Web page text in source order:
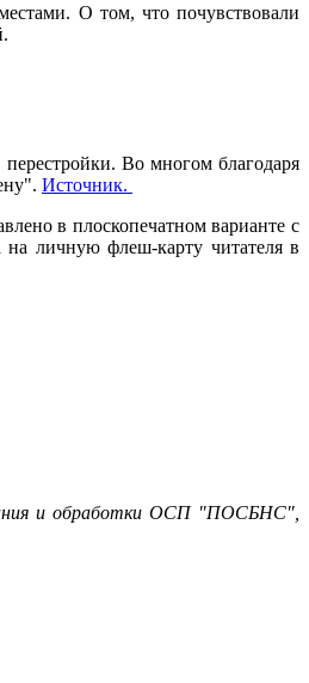
О том, что почувствовали
Во многом благодаря
Источник.
в плоскопечатном варианте с
личную флеш-карту читателя в
и обработки ОСП "ПОСБНС",